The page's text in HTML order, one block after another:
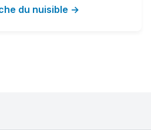
du nuisible →